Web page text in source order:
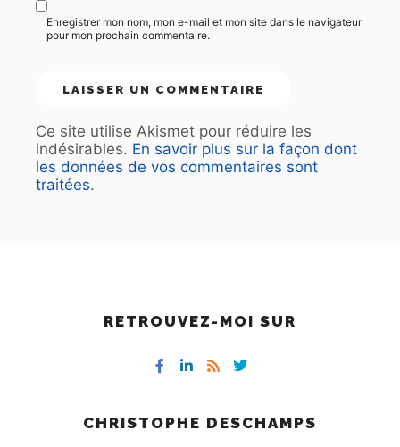
Enregistrer mon nom, mon e-mail et mon site dans le navigateur
pour mon prochain commentaire.
Ce site utilise Akismet pour réduire les
indésirables. En savoir plus sur la façon dont
les données de vos commentaires sont
traitées.
RETROUVEZ-MOI SUR
CHRISTOPHE DESCHAMPS